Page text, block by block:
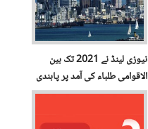
نیوزی لینڈ نے 2021 تک بین
الاقوامی طلباء کی آمد پر پابندی
لگادی